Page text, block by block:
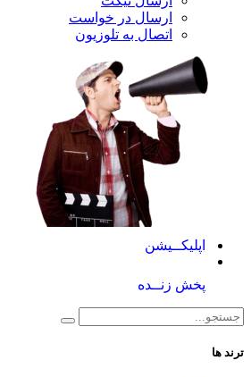
ارسال در خواست
اتصال به تلوزیون
زنــده